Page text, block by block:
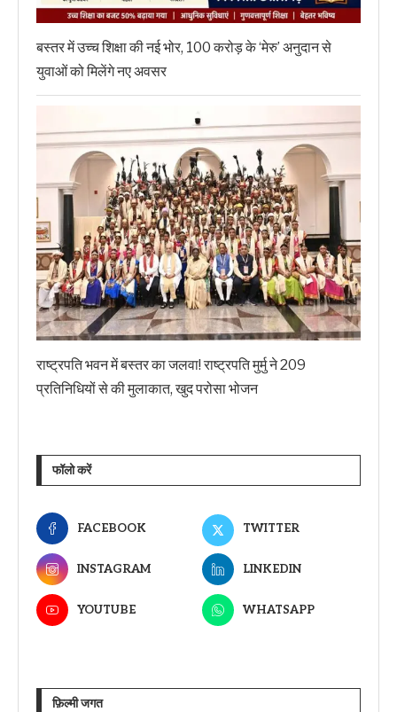
बस्तर में उच्च शिक्षा की नई भोर, 100 करोड़ के ‘मेरु’ अनुदान से
युवाओं को मिलेंगे नए अवसर
राष्ट्रपति भवन में बस्तर का जलवा! राष्ट्रपति मुर्मु ने 209
प्रतिनिधियों से की मुलाकात, खुद परोसा भोजन
फॉलो करें
FACEBOOK TWITTER
INSTAGRAM LINKEDIN
YOUTUBE WHATSAPP
फ़िल्मी जगत